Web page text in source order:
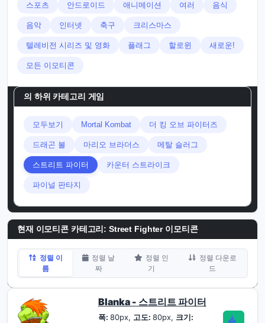
스포츠 안드로이드 애니메이션 여러 음식
음악 인터넷 축구 크리스마스
텔레비전 시리즈 및 영화 플래그 할로윈 새로운!
모든 이모티콘
의 하위 카테고리 게임
모두보기 Mortal Kombat 더 킹 오브 파이터즈
드래곤 볼 마리오 브라더스 메탈 슬러그
스트리트 파이터 카운터 스트라이크
파이널 판타지
현재 이모티콘 카테고리:Street Fighter 이모티콘
정렬 이
름
정렬 날
짜
정렬 인
기
정렬 다운로
드
Blanka - 스트리트 파이터
폭: 80px, 고도: 80px, 크기: